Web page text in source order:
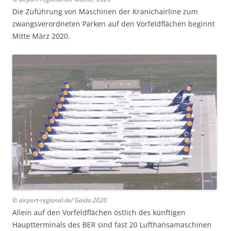
Die Zuführung von Maschinen der Kranichairline zum
zwangsverordneten Parken auf den Vorfeldflächen beginnt
Mitte März 2020.
© airport-regional.de/ Gaida 2020
Allein auf den Vorfeldflächen östlich des künftigen
Hauptterminals des BER sind fast 20 Lufthansamaschinen